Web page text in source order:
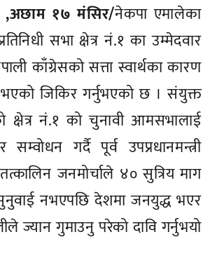
,अछाम १७ मंसिर/नेकपा एमालेका
सभा क्षेत्र नं.१ का उम्मेदवार
काँग्रेसको सत्ता स्वार्थका कारण
जिकिर गर्नुभएको छ । संयुक्त
क्षेत्र नं.१ को चुनावी आमसभालाई
गर्दै पूर्व उपप्रधानमन्त्री
जनमोर्चाले ४० सुत्रिय माग
नभएपछि देशमा जनयुद्ध भएर
ज्यान गुमाउनु परेको दावि गर्नुभयो